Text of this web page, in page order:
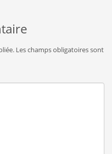
Les champs obligatoires sont